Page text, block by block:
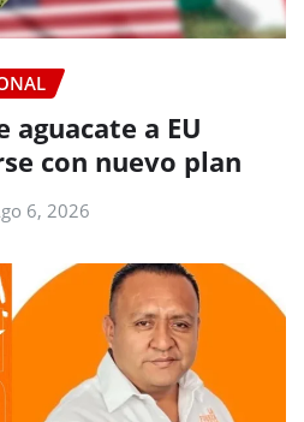
aguacate a EU
con nuevo plan
6, 2026